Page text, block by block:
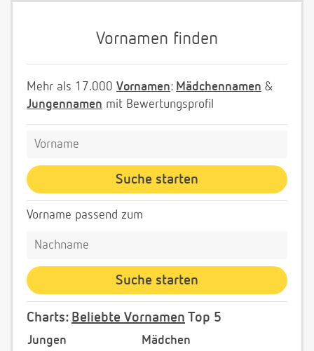
Vornamen finden
Mehr als 17.000 Vornamen: Mädchennamen &
Jungennamen mit Bewertungsprofil
Vorname passend zum
Charts: Beliebte Vornamen Top 5
Jungen Mädchen